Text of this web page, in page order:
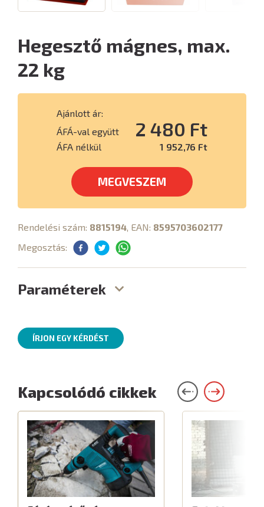
Hegesztő mágnes, max.
22 kg
Ajánlott ár:
ÁFÁ-val együtt
2 480 Ft
ÁFA nélkül 1 952,76 Ft
MEGVESZEM
Rendelési szám: 8815194, EAN: 8595703602177
Megosztás:
Paraméterek
ÍRJON EGY KÉRDÉST
Kapcsolódó cikkek